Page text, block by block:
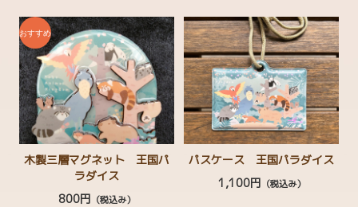
木製三層マグネット 王国パ
ラダイス
800円 （税込み）
パスケース 王国パラダイス
1,100円 （税込み）